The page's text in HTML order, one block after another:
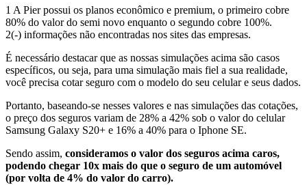
1 A Pier possui os planos econômico e premium, o primeiro cobre
80% do valor do semi novo enquanto o segundo cobre 100%.
2(-) informações não encontradas nos sites das empresas.
É necessário destacar que as nossas simulações acima são casos
específicos, ou seja, para uma simulação mais fiel a sua realidade,
você precisa cotar seguro com o modelo do seu celular e seus dados.
Portanto, baseando-se nesses valores e nas simulações das cotações,
o preço dos seguros variam de 28% a 42% sob o valor do celular
Samsung Galaxy S20+ e 16% a 40% para o Iphone SE.
Sendo assim, consideramos o valor dos seguros acima caros,
podendo chegar 10x mais do que o seguro de um automóvel
(por volta de 4% do valor do carro).